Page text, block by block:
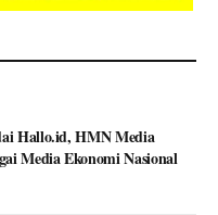
Hallo.id, HMN Media
Media Ekonomi Nasional